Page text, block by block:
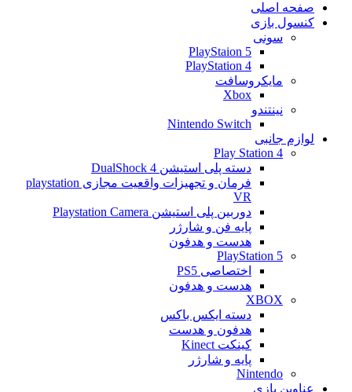
صفحه اصلی
کنسول بازی
سونی
PlayStaion 5
PlayStation 4
مایکروسافت
Xbox
نینتندو
Nintendo Switch
لوازم جانبی
Play Station 4
دسته پلی استیشن 4 DualShock
فرمان و تجهیزات واقعیت مجازی playstation
VR
دوربین پلی استیشن Playstation Camera
پایه فن و شارژر
هدست و هدفون
PlayStation 5
اختصاصی PS5
هدست و هدفون
XBOX
دسته ایکس باکس
هدفون و هدست
کینکت Kinect
پایه و شارژر
Nintendo
عناوین بازی